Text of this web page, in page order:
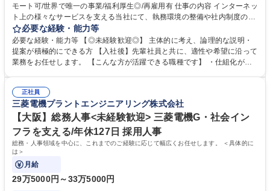
モート可/世界で唯一の事業/福利厚生◎/再雇用有 仕事の内容 インターネッ
ト上の様々なサービスを支える当社にて、執務環境の整備や社内制度の検
討、イベント運営などの幅広い業務を担当し、間接的に会社の生産性向上
や成長に貢献している部署です。 会社の全メンバーが安心して長く成果を
発揮できる環境を整えるために、毎日のメンテナンスや維持管理に加え、
新たな施策検討を積極的に行っていただき、会社全体を巻き込み課題解決
幅広い業務の体得が可能で、多様なキャリアパスを描くことも可能です。
募集職種 【総務】未経験歓迎◎/リモート可/世界で唯一の事業/福利厚生◎/
再雇用有
必要な経験・能力等
必要な経験・能力等 【◎未経験歓迎◎】 主体的に考え、論理的な説明・
提案が積極的にできる方 【入社後】先輩社員と共に、適性や希望に沿って
業務をお任せします。 【こんな方が活躍できる職種です】 ・仕組化が好
対処できる・新しいことに興味関心がある 【魅力】■自己啓発支援：資格
取得や通信教育など費用の80%（年間25万円まで）を補助 ■住宅手当：家
賃の50%（月額7万円まで）を補助 学歴・資格 学歴：大学院 大学 語学
力： 資格：
正社員
三菱電機プラントエンジニアリング株式会社
【大阪】総務人事<未経験歓迎> 三菱電機G・社会イン
フラを支える/年休127日 採用人事
総務・人事領域を中心に、これまでのご経験に応じて幅広くお任せします。 ＜具体的に
は＞
月給
29万5000円～33万5000円